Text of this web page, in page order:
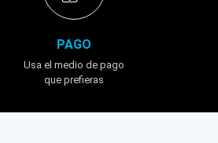
PAGO
Usa el medio de pago
que prefieras